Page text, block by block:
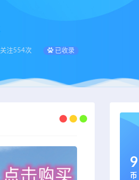
关注554次 已收录
9
币